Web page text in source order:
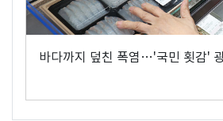
바다까지 덮친 폭염…'국민 횟감'